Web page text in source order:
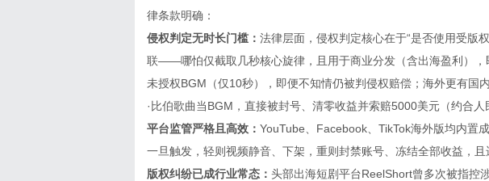
律条款明确：
侵权判定无时长门槛： 法律层面，侵权判定核心在于“是否使用受版
联——哪怕仅截取几秒核心旋律，且用于商业分发（含出海盈利），
未授权BGM（仅10秒），即便不知情仍被判侵权赔偿；海外更有国
·比伯歌曲当BGM，直接被封号、清零收益并索赔5000美元（约合人
平台监管严格且高效： YouTube、Facebook、TikTok海外版均内置
一旦触发，轻则视频静音、下架，重则封禁账号、冻结全部收益，且
版权纠纷已成行业常态： 头部出海短剧平台ReelShort曾多次被指控